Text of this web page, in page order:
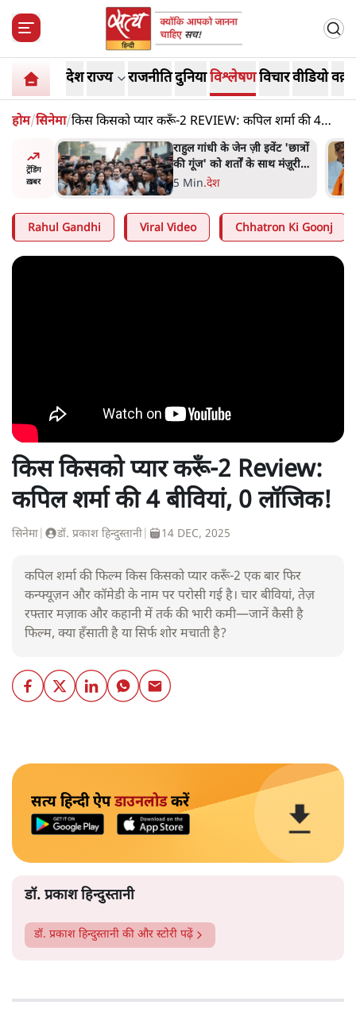
देशराज्य राजनीतिदुनियाविश्लेषणविचारवीडियो
होम/सिनेमा/किस किसको प्यार करूँ-2 REVIEW: कपिल शर्मा की 4
बीवियां, 0 लॉजिक!
ट्रेंडिंग
ख़बर
राहुल गांधी के जेन ज़ी इवेंट 'छात्रों
की गूंज' को शर्तों के साथ मंज़ूरी
देना पड़ा
5 Min.देश
Rahul Gandhi Viral Video Chhatron Ki Goonj
किस किसको प्यार करूँ-2 Review:
कपिल शर्मा की 4 बीवियां, 0 लॉजिक!
सिनेमा डॉ. प्रकाश हिन्दुस्तानी 14 DEC, 2025
कपिल शर्मा की फिल्म किस किसको प्यार करूँ-2 एक बार फिर
कन्फ्यूज़न और कॉमेडी के नाम पर परोसी गई है। चार बीवियां, तेज़
रफ्तार मज़ाक और कहानी में तर्क की भारी कमी—जानें कैसी है
फिल्म, क्या हँसाती है या सिर्फ शोर मचाती है?
सत्य हिन्दी ऐपडाउनलोडकरें
डॉ. प्रकाश हिन्दुस्तानी
डॉ. प्रकाश हिन्दुस्तानी की और स्टोरी पढ़ें